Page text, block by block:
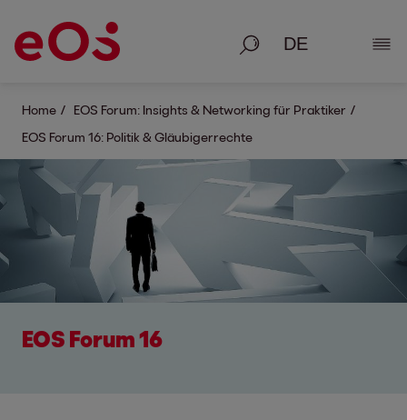
Suche
Home
EOS Forum: Insights & Networking für Praktiker
EOS Forum 16: Politik & Gläubigerrechte
EOS Forum 16